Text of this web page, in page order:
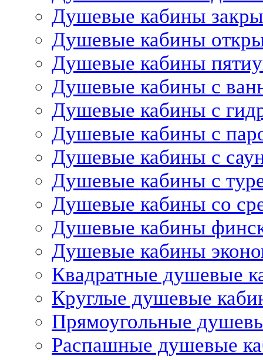
Душевые кабины
Душевые кабины
Душевые кабины
Душевые кабины с
Душевые кабины с
Душевые кабины с
Душевые кабины с
Душевые кабины с
Душевые кабины со
Душевые кабины
Душевые кабины
Квадратные душевые
Круглые душевые
Прямоугольные
Распашные душевые